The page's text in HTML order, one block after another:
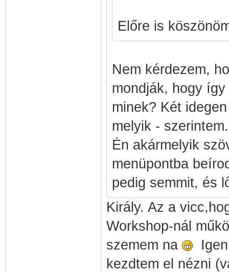
Előre is
Nem kérdezem,
mondják, hogy
minek? Két
melyik - szerintem.
Én akármelyik
menüpontba
pedig semmit, és
Király. Az a
Workshop-nál
szemem na
Igen,
kezdtem el nézni